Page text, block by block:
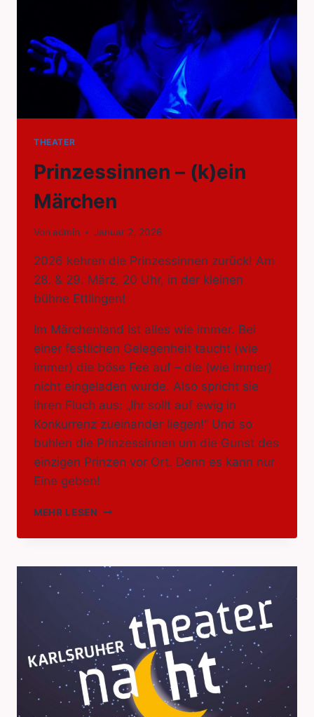
ORGELFABRIK
DURLACH
THEATER
Prinzessinnen – (k)ein
Märchen
Von admin Januar 2, 2026
2026 kehren die Prinzessinnen zurück! Am
28. & 29. März, 20 Uhr, in der kleinen
bühne Ettlingen!
Im Märchenland ist alles wie immer. Bei
einer festlichen Gelegenheit taucht (wie
immer) die böse Fee auf – die (wie immer)
nicht eingeladen wurde. Also spricht sie
ihren Fluch aus: „Ihr sollt auf ewig in
Konkurrenz zueinander liegen!“ Und so
buhlen die Prinzessinnen um die Gunst des
einzigen Prinzen vor Ort. Denn es kann nur
Eine geben!
MEHR LESEN PRINZESSINNEN
(K)EIN